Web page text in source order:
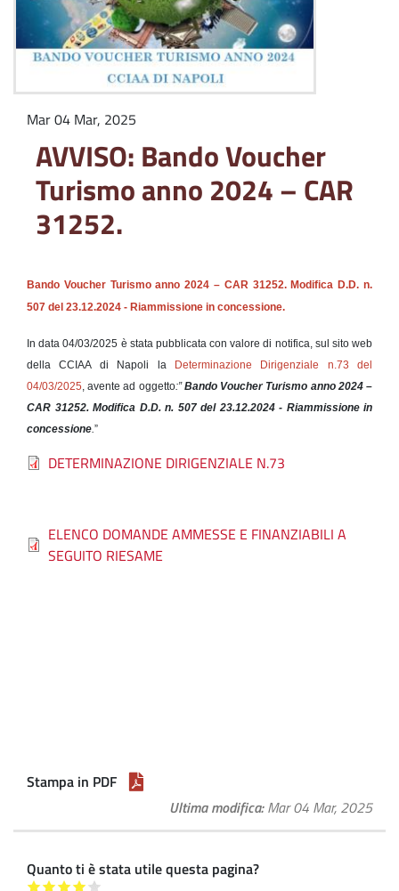
Mar 04 Mar, 2025
AVVISO: Bando Voucher
Turismo anno 2024 – CAR
31252.
Bando Voucher Turismo anno 2024 – CAR 31252. Modifica D.D. n.
507 del 23.12.2024 - Riammissione in concessione.
In data 04/03/2025 è stata pubblicata con valore di notifica, sul sito web
della CCIAA di Napoli la
Determinazione Dirigenziale n.73 del
04/03/2025, avente ad oggetto:”Bando Voucher Turismo anno 2024 –
CAR 31252. Modifica D.D. n. 507 del 23.12.2024 - Riammissione in
concessione.”
File DETERMINAZIONE DIRIGENZIALE N.73
File ELENCO DOMANDE AMMESSE E FINANZIABILI A
SEGUITO RIESAME
Stampa in PDF
Ultima modifica Mar 04 Mar, 2025
Quanto ti è stata utile questa pagina?